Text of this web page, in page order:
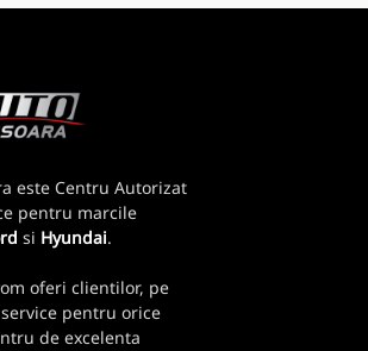
este Centru Autorizat
pentru marcile
si Hyundai.
oferi clientilor, pe
pentru orice
de excelenta